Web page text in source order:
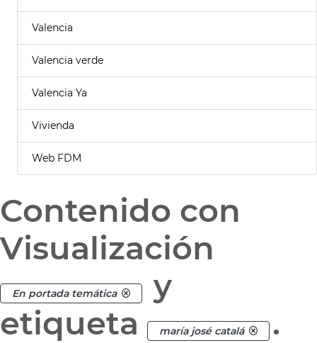
Valencia
Valencia verde
Valencia Ya
Vivienda
Web FDM
Contenido con
Visualización
En portada temática
y
etiqueta
maría josé catalá .